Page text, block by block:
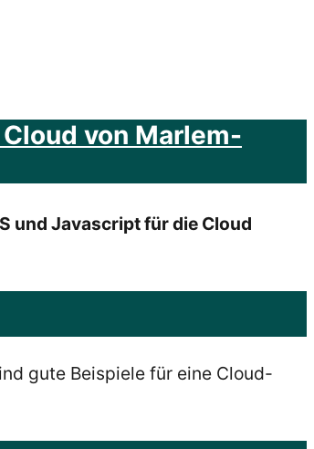
von Marlem-
und Javascript für die Cloud
gute Beispiele für eine Cloud-